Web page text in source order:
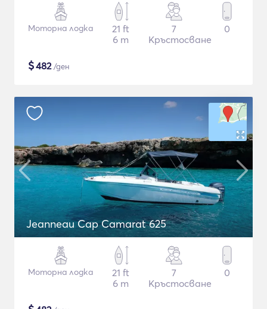
Моторна лодка
21 ft
6 m
7
Кръстосване
0
$482/ден
Jeanneau Cap Camarat 625
Моторна лодка
21 ft
6 m
7
Кръстосване
0